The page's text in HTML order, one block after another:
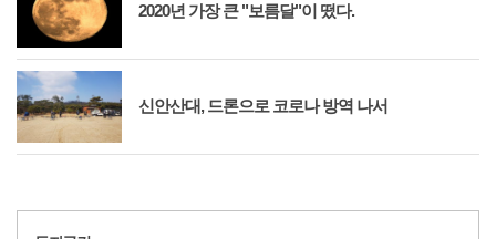
2020년 가장 큰 "보름달"이 떴다.
신안산대, 드론으로 코로나 방역 나서